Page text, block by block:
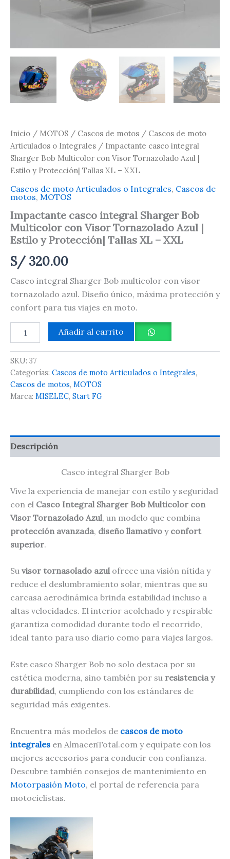
Inicio / MOTOS / Cascos de motos / Cascos de moto
Articulados o Integrales / Impactante casco integral
Sharger Bob Multicolor con Visor Tornazolado Azul |
Estilo y Protección| Tallas XL – XXL
Cascos de moto Articulados o Integrales, Cascos de
motos, MOTOS
Impactante casco integral Sharger Bob
Multicolor con Visor Tornazolado Azul |
Estilo y Protección| Tallas XL – XXL
S/ 320.00
Casco integral Sharger Bob multicolor con visor
tornazolado azul. Diseño único, máxima protección y
confort para tus viajes en moto.
Añadir al carrito
SKU: 37
Categorías: Cascos de moto Articulados o Integrales,
Cascos de motos, MOTOS
Marca: MISELEC, Start FG
Descripción
Casco integral Sharger Bob
Vive la experiencia de manejar con estilo y seguridad
con el Casco Integral Sharger Bob Multicolor con
Visor Tornazolado Azul, un modelo que combina
protección avanzada, diseño llamativo y confort
superior.
Su visor tornasolado azulofrece una visión nítida y
reduce el deslumbramiento solar, mientras que su
carcasa aerodinámica brinda estabilidad incluso a
altas velocidades. El interior acolchado y respirable
garantiza comodidad durante todo el recorrido,
ideal tanto para uso diario como para viajes largos.
Este casco Sharger Bob no solo destaca por su
estética moderna, sino también por su resistencia y
durabilidad, cumpliendo con los estándares de
seguridad más exigentes.
Encuentra más modelos de cascos de moto
integrales en AlmacenTotal.com y equípate con los
mejores accesorios para conducir con confianza.
Descubre también consejos de mantenimiento en
Motorpasión Moto, el portal de referencia para
motociclistas.